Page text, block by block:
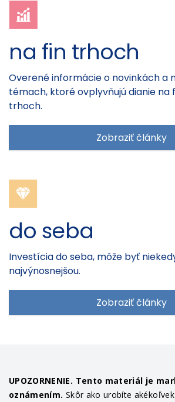
na fin trhoch
Overené informácie o novinkách a
témach, ktoré ovplyvňujú dianie na
trhoch.
Zobraziť články
do seba
Investícia do seba, môže byť
najvýnosnejšou.
Zobraziť články
UPOZORNENIE. Tento materiál je
oznámením. Skôr ako urobíte